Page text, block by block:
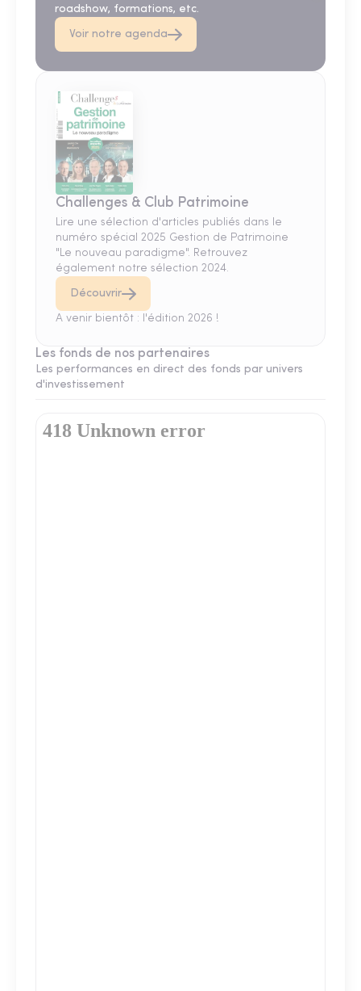
roadshow, formations, etc.
Voir notre agenda
Challenges & Club Patrimoine
Lire une sélection d'articles publiés dans le
numéro spécial 2025 Gestion de Patrimoine
"Le nouveau paradigme". Retrouvez
également notre sélection 2024.
Découvrir
A venir bientôt : l'édition 2026 !
Les fonds de nos partenaires
Les performances en direct des fonds par univers
d'investissement